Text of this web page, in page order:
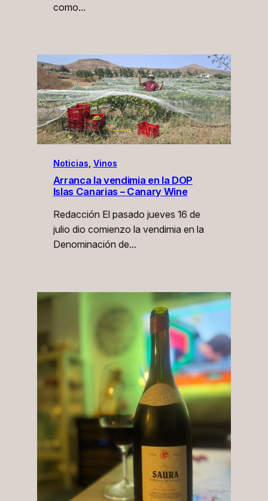
como…
Noticias Vinos
Arranca la vendimia en la DOP
Islas Canarias – Canary Wine
Redacción El pasado jueves 16 de
julio dio comienzo la vendimia en la
Denominación de…